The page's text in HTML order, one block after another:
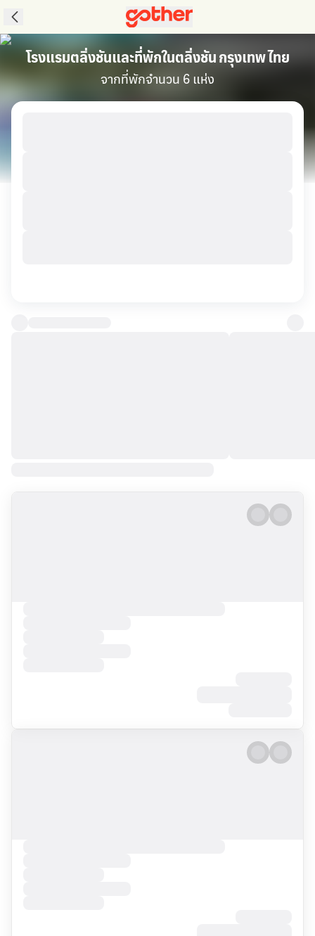
โรงแรมตลิ่งชันและที่พักในตลิ่งชัน กรุงเทพ ไทย
จากที่พักจำนวน 6 แห่ง